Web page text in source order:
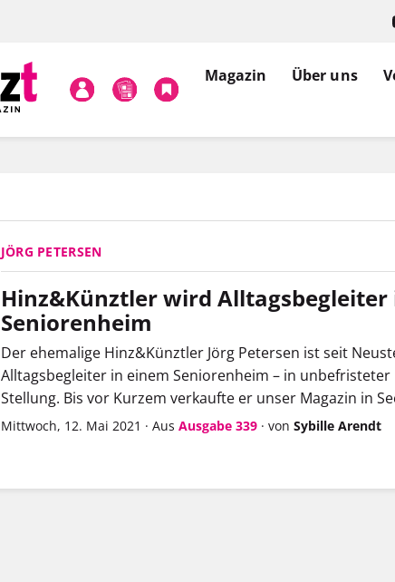
Magazin Über uns
JÖRG PETERSEN
Hinz&Künztler wird Alltagsbegleiter
Seniorenheim
Der ehemalige Hinz&Künztler Jörg Petersen ist seit
Alltagsbegleiter in einem Seniorenheim – in unbefristeter
Stellung. Bis vor Kurzem verkaufte er unser Magazin in
Mittwoch, 12. Mai 2021 · Aus Ausgabe 339 · von Sybille Arendt